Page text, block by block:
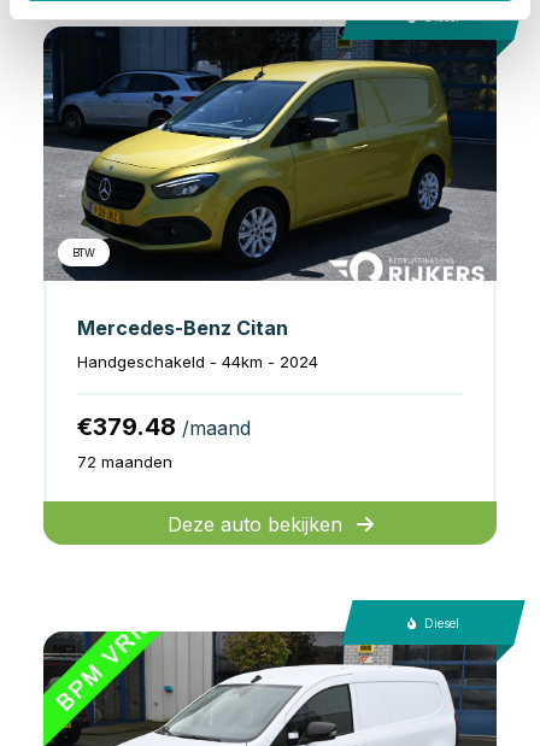
Diesel
BTW
Mercedes-Benz Citan
Handgeschakeld - 44km - 2024
€379.48 /maand
72 maanden
Deze auto bekijken
Diesel